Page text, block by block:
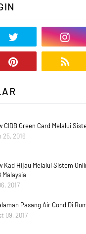
CIDB Green Card Melalui
25, 2016
Kad Hijau Melalui Sistem
Malaysia
2017
Pasang Air Cond Di
09, 2017